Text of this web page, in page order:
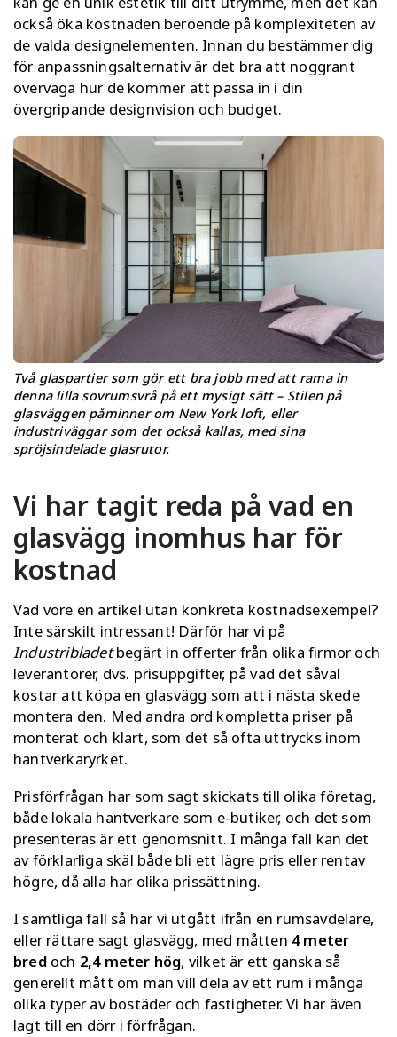
också öka kostnaden beroende på komplexiteten av
de valda designelementen. Innan du bestämmer dig
för anpassningsalternativ är det bra att noggrant
överväga hur de kommer att passa in i din
övergripande designvision och budget.
Två glaspartier som gör ett bra jobb med att rama in
denna lilla sovrumsvrå på ett mysigt sätt – Stilen på
glasväggen påminner om New York loft, eller
industriväggar som det också kallas, med sina
spröjsindelade glasrutor.
Vi har tagit reda på vad en
glasvägg inomhus har för
kostnad
Vad vore en artikel utan konkreta kostnadsexempel?
Inte särskilt intressant! Därför har vi på
Industribladetbegärt in offerter från olika firmor och
leverantörer, dvs. prisuppgifter, på vad det såväl
kostar att köpa en glasvägg som att i nästa skede
montera den. Med andra ord kompletta priser på
monterat och klart, som det så ofta uttrycks inom
hantverkaryrket.
Prisförfrågan har som sagt skickats till olika företag,
både lokala hantverkare som e-butiker, och det som
presenteras är ett genomsnitt. I många fall kan det
av förklarliga skäl både bli ett lägre pris eller rentav
högre, då alla har olika prissättning.
I samtliga fall så har vi utgått ifrån en rumsavdelare,
eller rättare sagt glasvägg, med måtten 4 meter
bredoch 2,4 meter hög, vilket är ett ganska så
generellt mått om man vill dela av ett rum i många
olika typer av bostäder och fastigheter. Vi har även
lagt till en dörr i förfrågan.